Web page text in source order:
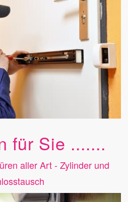
für Sie .......
aller Art - Zylinder und